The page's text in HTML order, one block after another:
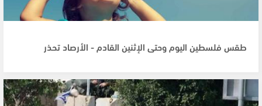
طقس فلسطين اليوم وحتى الإثنين القادم - الأرصاد تحذر